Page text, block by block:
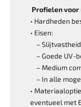
Profielen
• Hardheden
• Eisen:
–
– Goede UV-
– Medium
– In alle
•
eventueel met